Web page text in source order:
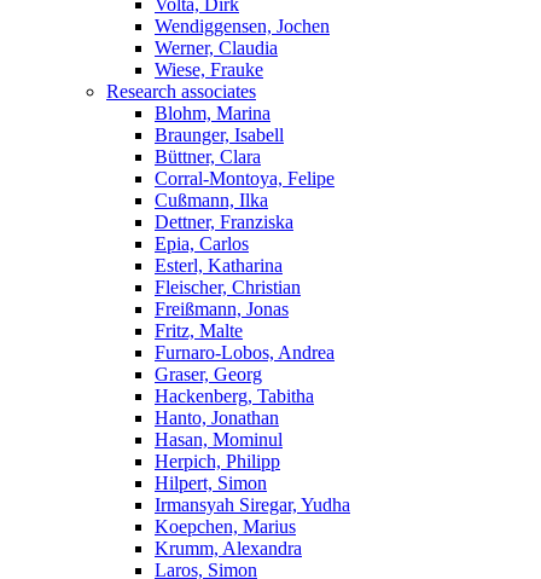
Volta, Dirk
Wendiggensen, Jochen
Werner, Claudia
Wiese, Frauke
Research associates
Blohm, Marina
Braunger, Isabell
Büttner, Clara
Corral-Montoya, Felipe
Cußmann, Ilka
Dettner, Franziska
Epia, Carlos
Esterl, Katharina
Fleischer, Christian
Freißmann, Jonas
Fritz, Malte
Furnaro-Lobos, Andrea
Graser, Georg
Hackenberg, Tabitha
Hanto, Jonathan
Hasan, Mominul
Herpich, Philipp
Hilpert, Simon
Irmansyah Siregar, Yudha
Koepchen, Marius
Krumm, Alexandra
Laros, Simon